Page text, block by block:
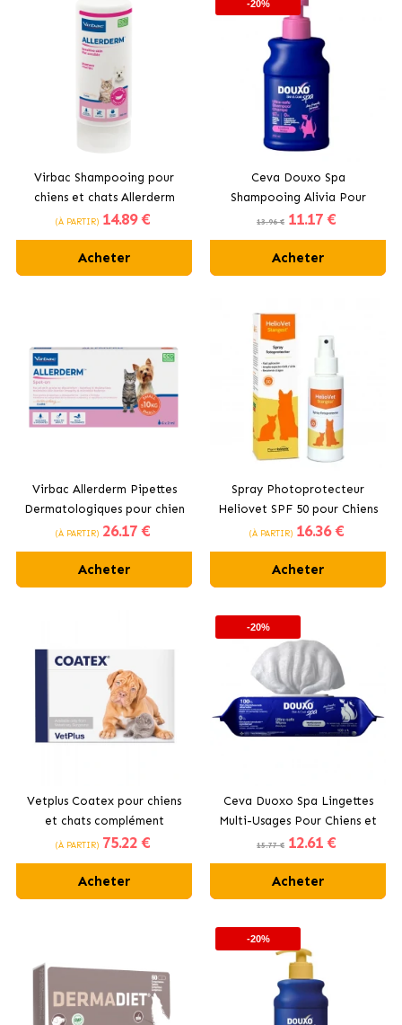
Virbac Shampooing pour
chiens et chats Allerderm
Peau Sensible
(À PARTIR) 14.89 €
Acheter
-20%
Ceva Douxo Spa
Shampooing Alivia Pour
Chiens à Peau Sensible
13.96 € 11.17 €
Acheter
Virbac Allerderm Pipettes
Dermatologiques pour chien
et chat
(À PARTIR) 26.17 €
Acheter
Spray Photoprotecteur
Heliovet SPF 50 pour Chiens
et Chats Stangest
(À PARTIR) 16.36 €
Acheter
Vetplus Coatex pour chiens
et chats complément
dermatologique en capsules
(À PARTIR) 75.22 €
Acheter
-20%
Ceva Duoxo Spa Lingettes
Multi-Usages Pour Chiens et
Chats
15.77 € 12.61 €
Acheter
-20%